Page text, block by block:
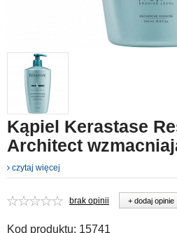
Kąpiel Kerastase
Architect
czytaj więcej
brak opinii + dodaj opinie
Kod produktu: 15741